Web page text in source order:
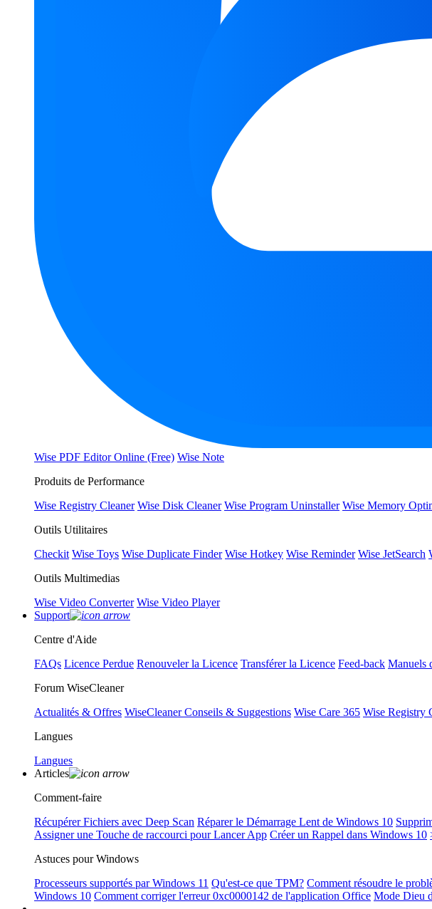
Wise PDF Editor Online (Free) Wise Note
Produits de Performance
Wise Registry Cleaner Wise Disk Cleaner Wise Program Uninstaller Wise Memory
Outils Utilitaires
Checkit Wise Toys Wise Duplicate Finder Wise Hotkey Wise Reminder Wise JetSearch
Outils Multimedias
Wise Video Converter Wise Video Player
Support
Centre d'Aide
FAQs Licence Perdue Renouveler la Licence Transférer la Licence Feed-back Manuels
Forum WiseCleaner
Actualités & Offres WiseCleaner Conseils & Suggestions Wise Care 365 Wise Registry
Langues
Langues
Articles
Comment-faire
Récupérer Fichiers avec Deep Scan Réparer le Démarrage Lent de Windows 10
Assigner une Touche de raccourci pour Lancer App Créer un Rappel dans Windows 10
Astuces pour Windows
Processeurs supportés par Windows 11 Qu'est-ce que TPM? Comment résoudre le
Windows 10 Comment corriger l'erreur 0xc0000142 de l'application Office Mode Dieu